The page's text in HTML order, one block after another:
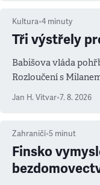
Kultura•4 minuty
Tři výstřely
Babišova vláda
Rozloučení s
salvy i kritika
Jan H. Vitvar•7. 8. 2026
Zahraničí•5 minut
Finsko